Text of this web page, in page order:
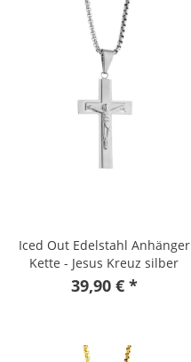
Iced Out Edelstahl Anhänger
Kette - Jesus Kreuz silber
39,90 € *